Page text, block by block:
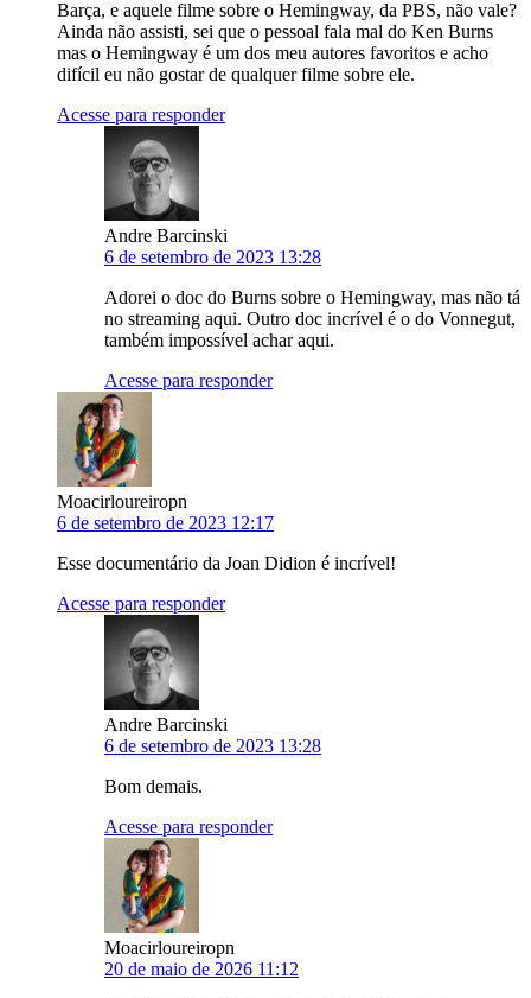
Barça, e aquele filme sobre o Hemingway, da PBS, não vale?
Ainda não assisti, sei que o pessoal fala mal do Ken Burns
mas o Hemingway é um dos meu autores favoritos e acho
difícil eu não gostar de qualquer filme sobre ele.
Acesse para responder
Andre Barcinski
6 de setembro de 2023 13:28
Adorei o doc do Burns sobre o Hemingway, mas não tá
no streaming aqui. Outro doc incrível é o do Vonnegut,
também impossível achar aqui.
Acesse para responder
Moacirloureiropn
6 de setembro de 2023 12:17
Esse documentário da Joan Didion é incrível!
Acesse para responder
Andre Barcinski
6 de setembro de 2023 13:28
Bom demais.
Acesse para responder
Moacirloureiropn
20 de maio de 2026 11:12